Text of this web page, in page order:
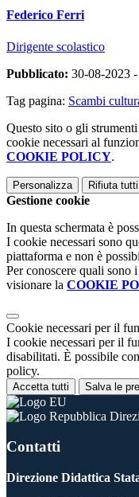
Federico Ferri
Dirigente scolastico
Pubblicato: 30-08-2023 -
Tag pagina: Scambi
Questo sito o gli
cookie necessari al
COOKIE POLICY.
Personalizza Rifiuta tutti
Gestione cookie
In questa schermata è
I cookie necessari sono
piattaforma e non è
Per conoscere quali sono
visionare la COOKIE
Cookie necessari per il
I cookie necessari per il
disabilitati. È possibile
policy.
Accetta tutti Salva le
Contatti
Direzione Didattica